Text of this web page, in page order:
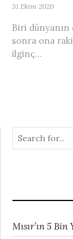
31 Ekim 2020
Biri dünyanın
sonra ona
ilginç...
Mısır’ın 5